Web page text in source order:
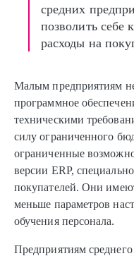
средних
позволить себе
расходы на
Малым предприятиям
программное
техническими
силу ограниченного
ограниченные
версии ERP,
покупателей. Они
меньше параметров
обучения персонала.
Предприятиям